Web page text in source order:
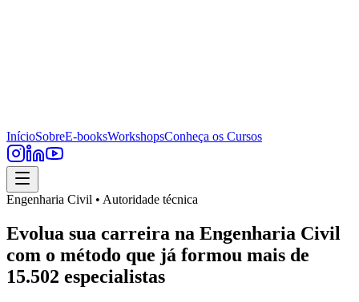
InícioSobreE-booksWorkshopsConheça os Cursos
Engenharia Civil • Autoridade técnica
Evolua sua carreira na Engenharia Civil
com o método que já formou mais de
15.502 especialistas